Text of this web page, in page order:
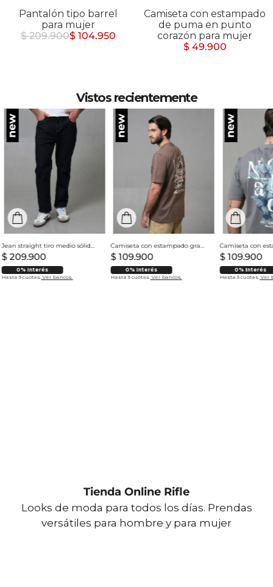
Pantalón tipo barrel
para mujer
$ 209.900$ 104.950
Camiseta con estampado
de puma en punto
corazón para mujer
$ 49.900
Vistos recientemente
Jean straight tiro medio sólido para hombre
$ 209.900
0% Interés
Hasta 3 cuotas. Ver bancos.
Camiseta con estampado grande en espalda para hombre
$ 109.900
0% Interés
Hasta 3 cuotas. Ver bancos.
$ 109.900
0% Interés
Hasta 3 cuotas. Ver
Tienda Online Rifle
Looks de moda para todos los días. Prendas
versátiles para hombre y para mujer